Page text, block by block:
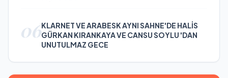
06KLARNET VE ARABESK AYNI SAHNE'DE HALİS
GÜRKAN KIRANKAYA VE CANSU SOYLU 'DAN
UNUTULMAZ GECE